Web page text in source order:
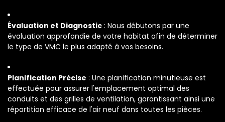
Évaluation et Diagnostic : Nous débutons par une
évaluation approfondie de votre habitat afin de déterminer
le type de VMC le plus adapté à vos besoins.
Planification Précise : Une planification minutieuse est
effectuée pour assurer l'emplacement optimal des
conduits et des grilles de ventilation, garantissant ainsi une
répartition efficace de l'air neuf dans toutes les pièces.